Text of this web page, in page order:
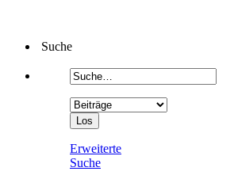
Suche
Erweiterte
Suche